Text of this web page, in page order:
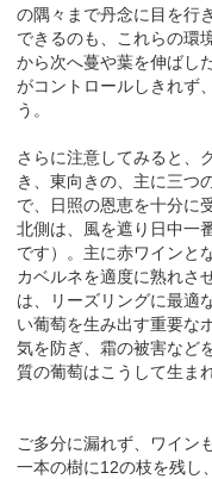
の隅々まで丹念に目を行
できるのも、これらの環
から次へ蔓や葉を伸ばし
がコントロールしきれず
う。
さらに注意してみると、
き、東向きの、主に三つ
で、日照の恩恵を十分に
北側は、風を遮り日中一
です）。主に赤ワインと
カベルネを適度に熟れさ
は、リーズリングに最適
い葡萄を生み出す重要な
気を防ぎ、霜の被害など
質の葡萄はこうして生ま
ご多分に漏れず、ワイン
一本の樹に12の枝を残し